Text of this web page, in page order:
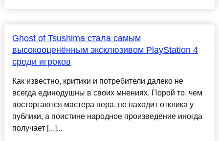
Ghost of Tsushima стала самым
высокооценённым эксклюзивом PlayStation 4
среди игроков
Как известно, критики и потребители далеко не
всегда единодушны в своих мнениях. Порой то, чем
восторгаются мастера пера, не находит отклика у
публики, а поистине народное произведение иногда
получает [...]...